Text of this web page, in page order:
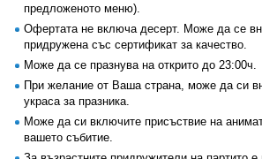
предложеното меню).
Офертата не включа десерт. Може да се
придружена със сертификат за качество.
Може да се празнува на открито до 23:00ч.
При желание от Ваша страна, може да си
украса за празника.
Може да си включите присъствие на
вашето събитие.